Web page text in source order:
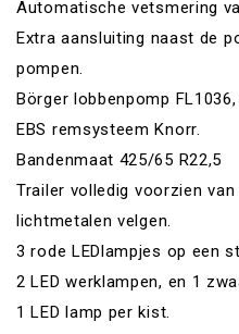
Automatische vetsmering
Extra aansluiting naast de
pompen.
Börger lobbenpomp FL1036,
EBS remsysteem Knorr.
Bandenmaat 425/65 R22,5
Trailer volledig voorzien
lichtmetalen velgen.
3 rode LEDlampjes op een
2 LED werklampen, en 1
1 LED lamp per kist.